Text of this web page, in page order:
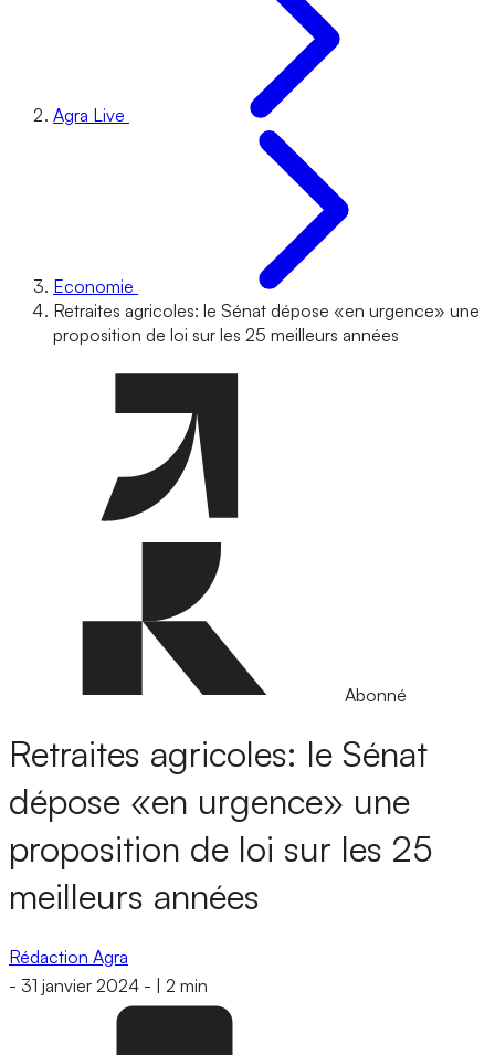
Agra Live
Economie
Retraites agricoles: le Sénat dépose «en urgence» une
proposition de loi sur les 25 meilleurs années
Abonné
Retraites agricoles: le Sénat
dépose «en urgence» une
proposition de loi sur les 25
meilleurs années
Rédaction Agra
- 31 janvier 2024 - 2 min